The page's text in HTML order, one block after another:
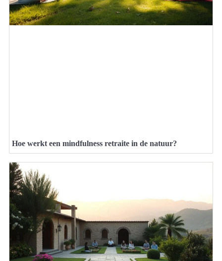
Hoe werkt een mindfulness retraite in de natuur?